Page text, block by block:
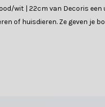
wit | 22cm van Decoris een
of huisdieren. Ze geven je